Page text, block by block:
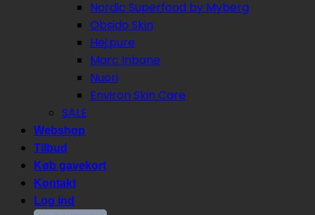
Nordic Superfood by Myberg
Obsido Skin
Hej:pure
Marc Inbane
Nuori
Environ Skin Care
SALE
Webshop
Tilbud
Køb gavekort
Kontakt
Log ind